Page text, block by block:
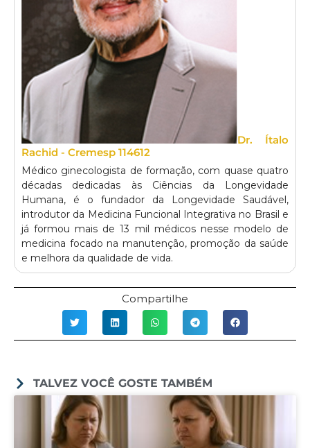
Dr. Ítalo
Rachid - Cremesp 114612
Médico ginecologista de formação, com quase quatro
décadas dedicadas às Ciências da Longevidade
Humana, é o fundador da Longevidade Saudável,
introdutor da Medicina Funcional Integrativa no Brasil e
já formou mais de 13 mil médicos nesse modelo de
medicina focado na manutenção, promoção da saúde
e melhora da qualidade de vida.
Compartilhe
TALVEZ VOCÊ GOSTE TAMBÉM